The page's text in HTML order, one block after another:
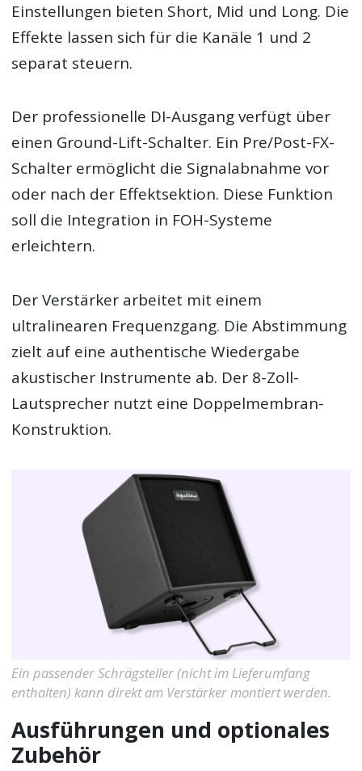
Einstellungen bieten Short, Mid und Long. Die
Effekte lassen sich für die Kanäle 1 und 2
separat steuern.
Der professionelle DI-Ausgang verfügt über
einen Ground-Lift-Schalter. Ein Pre/Post-FX-
Schalter ermöglicht die Signalabnahme vor
oder nach der Effektsektion. Diese Funktion
soll die Integration in FOH-Systeme
erleichtern.
Der Verstärker arbeitet mit einem
ultralinearen Frequenzgang. Die Abstimmung
zielt auf eine authentische Wiedergabe
akustischer Instrumente ab. Der 8-Zoll-
Lautsprecher nutzt eine Doppelmembran-
Konstruktion.
Ein passender Schrägsteller (nicht im Lieferumfang
enthalten) kann direkt am Verstärker montiert werden.
Ausführungen und optionales
Zubehör